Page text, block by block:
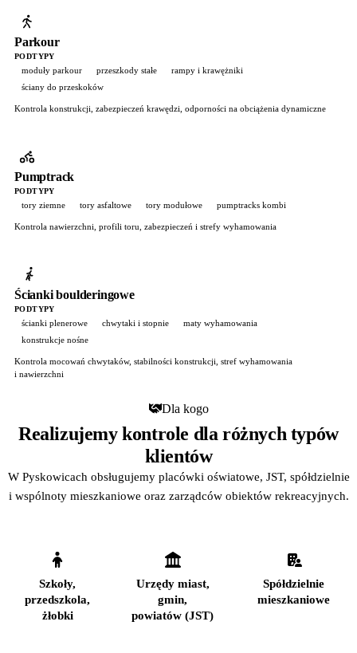
Parkour
PODTYPY
moduły parkour przeszkody stałe
rampy i krawężniki
ściany do przeskoków
Kontrola konstrukcji, zabezpieczeń krawędzi, odporności na obciążenia dynamiczne
Pumptrack
PODTYPY
tory ziemne tory asfaltowe tory modułowe pumptracks kombi
Kontrola nawierzchni, profili toru, zabezpieczeń i strefy wyhamowania
Ścianki boulderingowe
PODTYPY
ścianki plenerowe chwytaki i stopnie
maty wyhamowania
konstrukcje nośne
Kontrola mocowań chwytaków, stabilności konstrukcji, stref wyhamowania
i nawierzchni
Dla kogo
Realizujemy kontrole dla różnych typów
klientów
W Pyskowicach obsługujemy placówki oświatowe, JST, spółdzielnie
i wspólnoty mieszkaniowe oraz zarządców obiektów rekreacyjnych.
Szkoły,
przedszkola,
żłobki
Urzędy miast,
gmin,
powiatów (JST)
Spółdzielnie
mieszkaniowe